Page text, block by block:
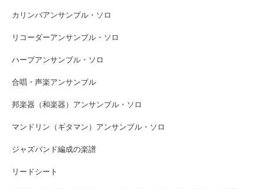
カリンバアンサンブル・ソロ
リコーダーアンサンブル・ソロ
ハープアンサンブル・ソロ
合唱・声楽アンサンブル
邦楽器（和楽器）アンサンブル・ソロ
マンドリン（ギタマン）アンサンブル・ソロ
ジャズバンド編成の楽譜
リードシート